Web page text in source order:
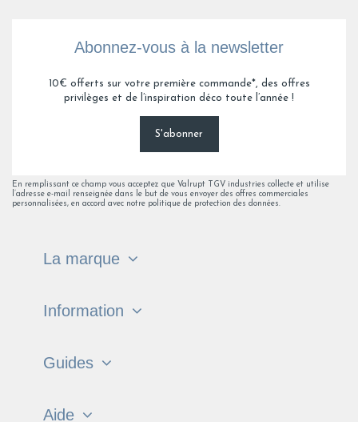
Abonnez-vous à la newsletter
10€ offerts sur votre première commande*, des offres
privilèges et de l’inspiration déco toute l’année !
S'abonner
En remplissant ce champ vous acceptez que Valrupt TGV industries collecte et utilise
l’adresse e-mail renseignée dans le but de vous envoyer des offres commerciales
personnalisées, en accord avec notre politique de protection des données.
La marque
Information
Guides
Aide